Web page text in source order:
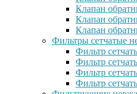
Клапан
Клапан
Клапан
Фильтры сетчатые
Фильтр
Фильтр
Фильтр
Фильтр